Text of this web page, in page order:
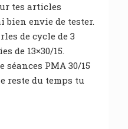
tes articles
bien envie de tester.
de cycle de 3
de 13×30/15.
séances PMA 30/15
reste du temps tu